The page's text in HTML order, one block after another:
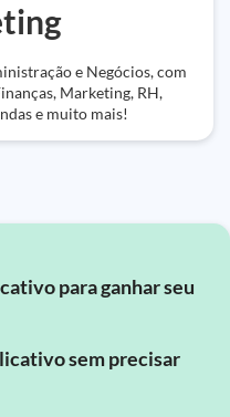
e Negócios, com
Marketing, RH,
e muito mais!
para ganhar seu
sem precisar